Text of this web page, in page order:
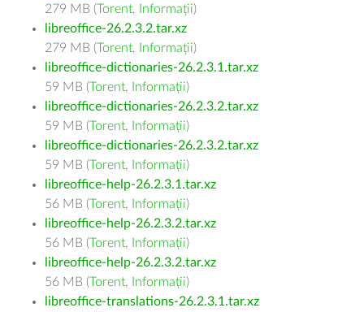
279 MB (Torent, Informații)
libreoffice-26.2.3.2.tar.xz
279 MB (Torent, Informații)
libreoffice-dictionaries-26.2.3.1.tar.xz
59 MB (Torent, Informații)
libreoffice-dictionaries-26.2.3.2.tar.xz
59 MB (Torent, Informații)
libreoffice-dictionaries-26.2.3.2.tar.xz
59 MB (Torent, Informații)
libreoffice-help-26.2.3.1.tar.xz
56 MB (Torent, Informații)
libreoffice-help-26.2.3.2.tar.xz
56 MB (Torent, Informații)
libreoffice-help-26.2.3.2.tar.xz
56 MB (Torent, Informații)
libreoffice-translations-26.2.3.1.tar.xz